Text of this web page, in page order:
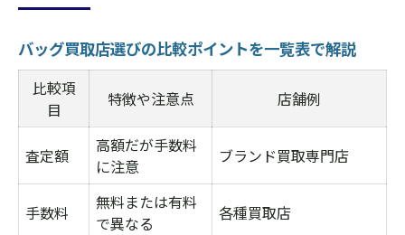
バッグ買取店選びの比較ポイントを一覧表で解説
比較項
目
特徴や注意点 店舗例
査定額
高額だが手数料
に注意
ブランド買取専門店
手数料
無料または有料
で異なる
各種買取店